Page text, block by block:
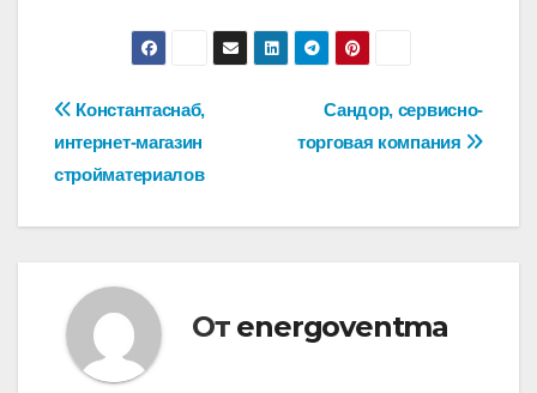
Навигация
по
записям
Сандор, сервисно-
торговая компания
Константаснаб,
интернет-магазин
стройматериалов
От energoventma